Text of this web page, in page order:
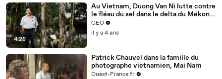
4:25
Au Vietnam, Duong Van Ni lutte contre
le fléau du sel dans le delta du Mékong
[Planète GEO]
GEO
il y a 4 ans
Patrick Chauvel dans la famille du
photographe vietnamien, Mai Nam
Ouest-France.fr